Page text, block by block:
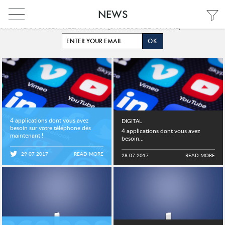
NEWS
PARIS
PARIS
HONG KONG
SHANGHAI
FRANÇAIS
ENGLISH
GET OUR SUMMARY OF THE LATEST DIGITAL TRENDS CURATED BY OUR
STRAT TEAM ONCE A WEEK AT MOST (UNSUBSCRIBE ANYTIME)
4 applications dont vous avez
besoin sur votre téléphone dès
maintenant !
https://t.co/CCi6wH6gK9
29 07 2017 READ MORE
DIGITAL
4 applications dont vous avez
besoin...
28 07 2017 READ MORE